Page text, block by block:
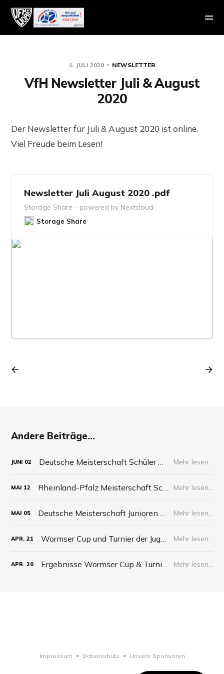
1. JULI 2020 NEWSLETTER
VfH Newsletter Juli & August
2020
Der Newsletter für Juli & August 2020 ist online.
Viel Freude beim Lesen!
Newsletter Juli August 2020 .pdf
Storage Share - powered by Nextcloud
Storage Share
Andere Beiträge...
JUNI 02 Deutsche Meisterschaft Schüler 2026 Mehr lesen...
MAI 12 Rheinland-Pfalz Meisterschaft Schüler 2026 Mehr lesen...
MAI 05 Deutsche Meisterschaft Junioren 2026 Mehr lesen...
APR. 21 Wormser Cup und Turnier der Jugend 2026 Mehr lesen...
APR. 20 Ergebnisse Wormser Cup & Turnier der Jugend 2026 Mehr lesen...
Impressum • Datenschutz • Unsere Sponsoren